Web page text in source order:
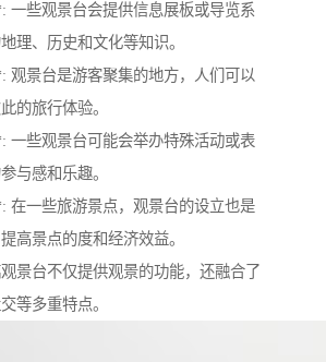
一些观景台会提供信息展板或导览系
理、历史和文化等知识。
观景台是游客聚集的地方，人们可以
的旅行体验。
一些观景台可能会举办特殊活动或表
与感和乐趣。
在一些旅游景点，观景台的设立也是
高景点的度和经济效益。
景台不仅提供观景的功能，还融合了
等多重特点。